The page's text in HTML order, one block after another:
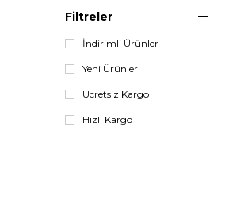
Filtreler
İndirimli Ürünler
Yeni Ürünler
Ücretsiz Kargo
Hızlı Kargo